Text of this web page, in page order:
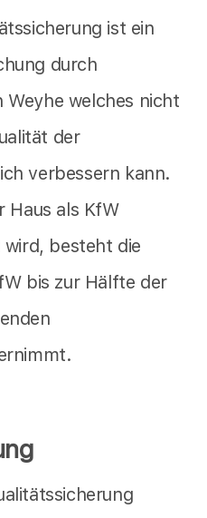
ist ein
durch
Weyhe welches nicht
der
verbessern kann.
Haus als KfW
besteht die
bis zur Hälfte der